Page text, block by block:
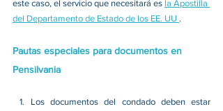
este caso, el servicio que necesitará es la Apostilla
del Departamento de Estado de los EE. UU .
Pautas especiales para documentos en
Pensilvania
Los documentos del condado deben estar